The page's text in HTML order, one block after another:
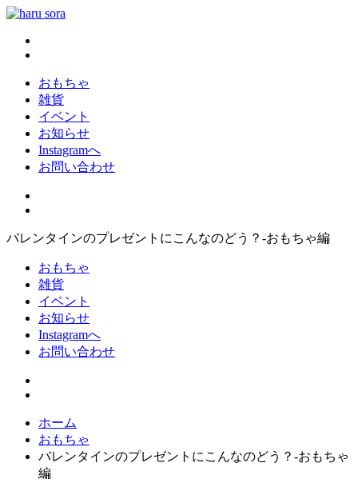
コ
haru sora
新しいharusoraもよろしくおねがいします
おもちゃ
雑貨
イベント
お知らせ
Instagramへ
お問い合わせ
バレンタインのプレゼントにこんなのどう？-おもちゃ編
おもちゃ
雑貨
イベント
お知らせ
Instagramへ
お問い合わせ
ホーム
おもちゃ
バレンタインのプレゼントにこんなのどう？-おもちゃ
編